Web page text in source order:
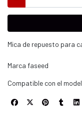
Mica de repuesto para
Marca faseed
Compatible con el